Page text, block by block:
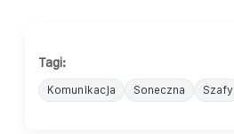
Tagi:
Komunikacja Soneczna Szafy